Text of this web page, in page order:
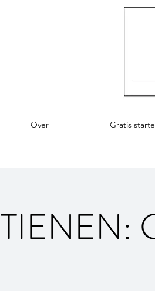
Over Gratis
TIENEN: